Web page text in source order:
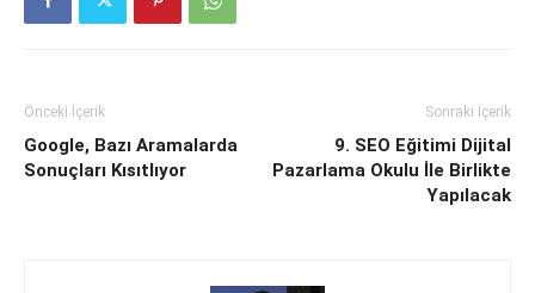
Önceki İçerik
Google, Bazı Aramalarda
Sonuçları Kısıtlıyor
Sonraki İçerik
9. SEO Eğitimi Dijital
Pazarlama Okulu İle Birlikte
Yapılacak